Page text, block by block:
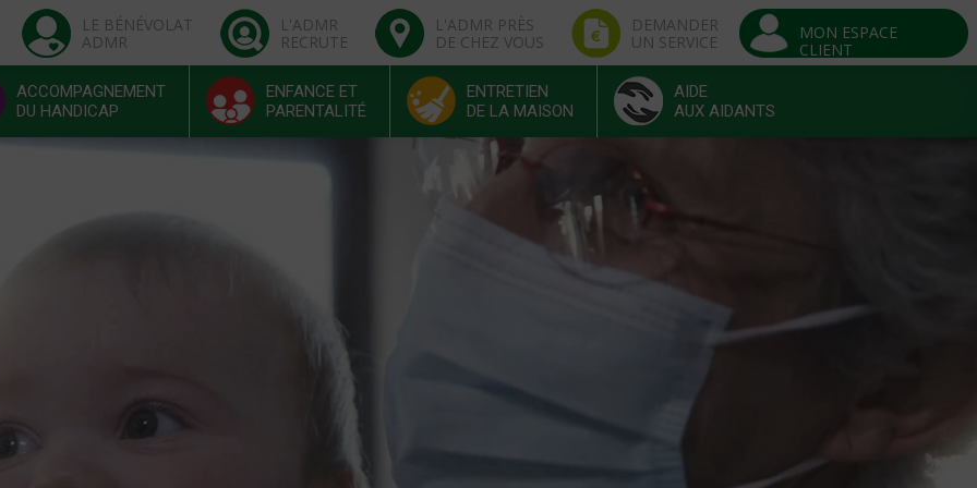
LE BÉNÉVOLAT
ADMR
L'ADMR
RECRUTE
L'ADMR PRÈS
DE CHEZ VOUS
DEMANDER
UN SERVICE
MON ESPACE
CLIENT
ACCOMPAGNEMENT
DU HANDICAP
ENFANCE ET
PARENTALITÉ
ENTRETIEN
DE LA MAISON
AIDE
AUX AIDANTS